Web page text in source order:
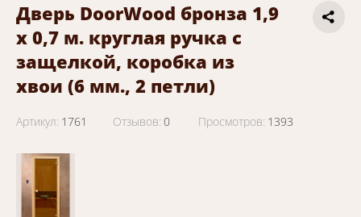
Дверь DoorWood бронза 1,9
х 0,7 м. круглая ручка с
защелкой, коробка из
хвои (6 мм., 2 петли)
Артикул: 1761 Отзывов: 0 Просмотров: 1393